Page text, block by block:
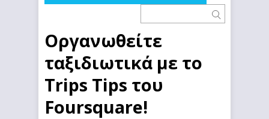
Οργανωθείτε
ταξιδιωτικά με το
Trips Tips του
Foursquare!